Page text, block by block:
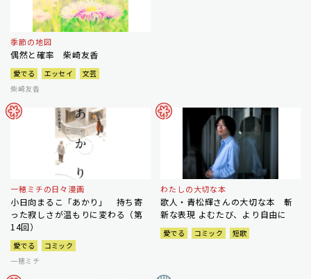
季節の地図
偶然と確率 柴崎友香
愛でる エッセイ
文芸
柴崎友香
一穂ミチの日々漫画
小日向まるこ「あかり」 持ち寄
った寂しさが温もりに変わる（第
14回）
愛でる
コミック
一穂ミチ
わたしの大切な本
歌人・青松輝さんの大切な本 斬
新な表現 よむたび、より自由に
愛でる コミック 短歌